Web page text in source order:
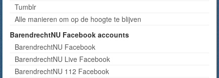
Tumblr
Alle manieren om op de hoogte te blijven
BarendrechtNU Facebook accounts
BarendrechtNU Facebook
BarendrechtNU Live Facebook
BarendrechtNU 112 Facebook